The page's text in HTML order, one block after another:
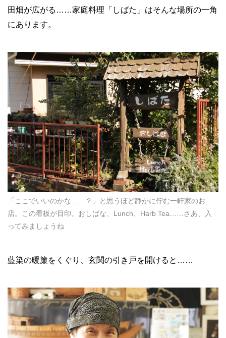
田畑が広がる……家庭料理「しばた」はそんな場所の一角
にあります。
「ここでいいのかな……？」と思うほど静かに佇む一軒家のお
店。この看板が目印。おしばな、Lunch、Harb Tea……さあ、入
ってみましょうね
藍染の暖簾をくぐり、玄関の引き戸を開けると……